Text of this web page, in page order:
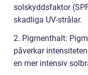
solskyddsfaktor
skadliga UV-strålar.
2. Pigmenthalt:
påverkar
en mer intensiv